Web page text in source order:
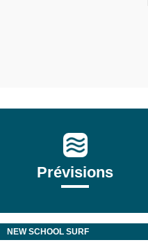
Prévisions
NEW SCHOOL SURF